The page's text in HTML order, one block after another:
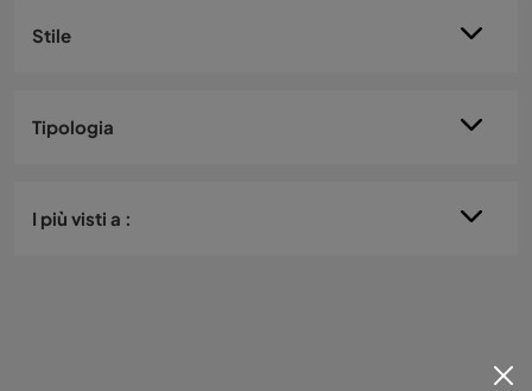
Stile
Tipologia
I più visti a :